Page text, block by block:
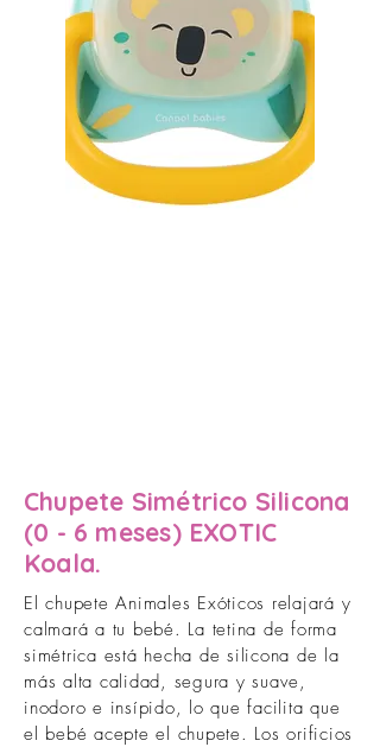
Chupete Simétrico Silicona
(0 - 6 meses) EXOTIC
Koala.
El chupete Animales Exóticos relajará y
calmará a tu bebé. La tetina de forma
simétrica está hecha de silicona de la
más alta calidad, segura y suave,
inodoro e insípido, lo que facilita que
el bebé acepte el chupete. Los orificios